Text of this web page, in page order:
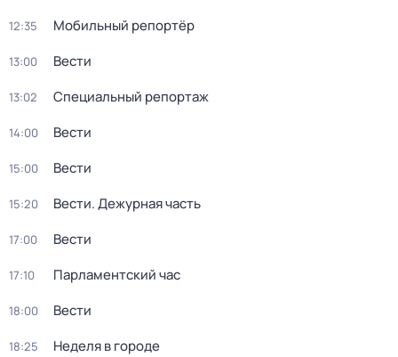
12:35 Мобильный репортёр
13:00 Вести
13:02 Специальный репортаж
14:00 Вести
15:00 Вести
15:20 Вести. Дежурная часть
17:00 Вести
17:10 Парламентский час
18:00 Вести
18:25 Неделя в городе